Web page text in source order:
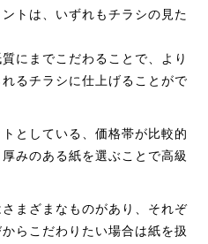
トは、いずれもチラシの見た
にまでこだわることで、より
るチラシに仕上げることがで
としている、価格帯が比較的
みのある紙を選ぶことで高級
まざまなものがあり、それぞ
らこだわりたい場合は紙を扱